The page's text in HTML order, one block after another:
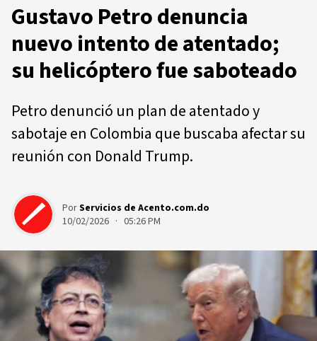
Gustavo Petro denuncia
nuevo intento de atentado;
su helicóptero fue saboteado
Petro denunció un plan de atentado y
sabotaje en Colombia que buscaba afectar su
reunión con Donald Trump.
PorServicios de Acento.com.do
10/02/2026 · 05:26 PM